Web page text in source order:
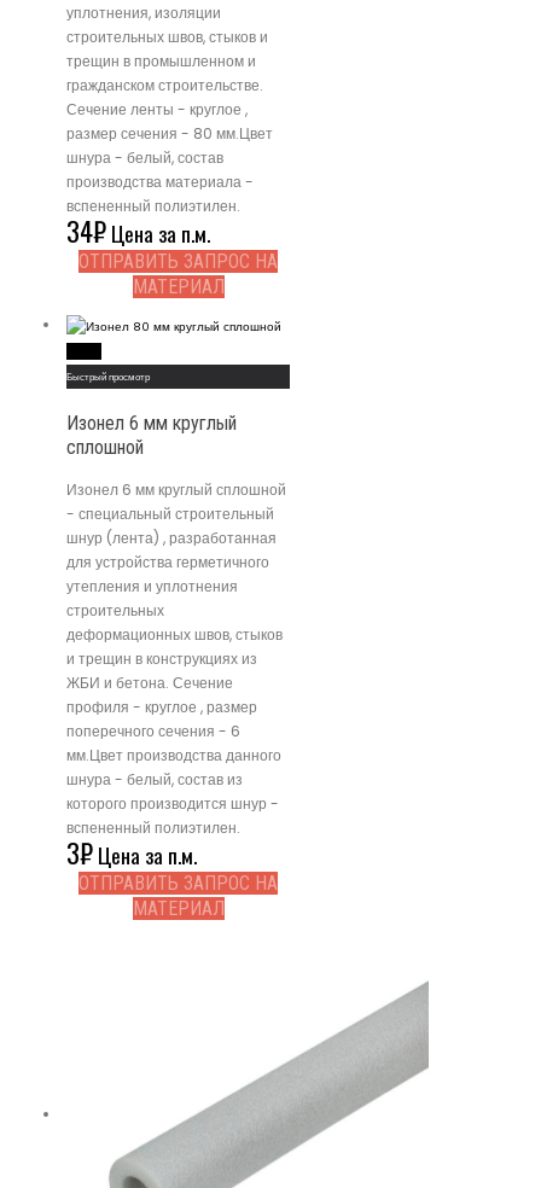
уплотнения, изоляции
строительных швов, стыков и
трещин в промышленном и
гражданском строительстве.
Сечение ленты - круглое ,
размер сечения - 80 мм.Цвет
шнура - белый, состав
производства материала -
вспененный полиэтилен.
34₽Цена за п.м.
ОТПРАВИТЬ ЗАПРОС НА
МАТЕРИАЛ
Быстрый просмотр
Изонел 6 мм круглый
сплошной
Изонел 6 мм круглый сплошной
- специальный строительный
шнур (лента) , разработанная
для устройства герметичного
утепления и уплотнения
строительных
деформационных швов, стыков
и трещин в конструкциях из
ЖБИ и бетона. Сечение
профиля - круглое , размер
поперечного сечения - 6
мм.Цвет производства данного
шнура - белый, состав из
которого производится шнур -
вспененный полиэтилен.
3₽Цена за п.м.
ОТПРАВИТЬ ЗАПРОС НА
МАТЕРИАЛ